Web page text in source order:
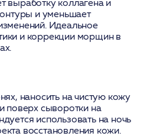
выработку коллагена и
и уменьшает
Идеальное
и коррекции морщин в
наносить на чистую кожу
поверх сыворотки на
использовать на ночь
восстановления кожи.